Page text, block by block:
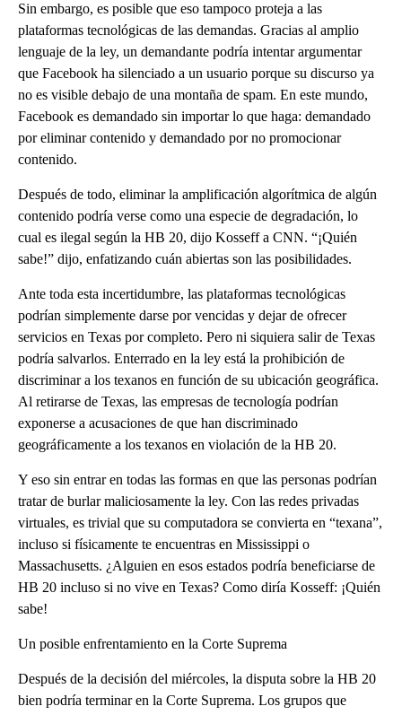
Sin embargo, es posible que eso tampoco proteja a las
plataformas tecnológicas de las demandas. Gracias al amplio
lenguaje de la ley, un demandante podría intentar argumentar
que Facebook ha silenciado a un usuario porque su discurso ya
no es visible debajo de una montaña de spam. En este mundo,
Facebook es demandado sin importar lo que haga: demandado
por eliminar contenido y demandado por no promocionar
contenido.
Después de todo, eliminar la amplificación algorítmica de algún
contenido podría verse como una especie de degradación, lo
cual es ilegal según la HB 20, dijo Kosseff a CNN. “¡Quién
sabe!” dijo, enfatizando cuán abiertas son las posibilidades.
Ante toda esta incertidumbre, las plataformas tecnológicas
podrían simplemente darse por vencidas y dejar de ofrecer
servicios en Texas por completo. Pero ni siquiera salir de Texas
podría salvarlos. Enterrado en la ley está la prohibición de
discriminar a los texanos en función de su ubicación geográfica.
Al retirarse de Texas, las empresas de tecnología podrían
exponerse a acusaciones de que han discriminado
geográficamente a los texanos en violación de la HB 20.
Y eso sin entrar en todas las formas en que las personas podrían
tratar de burlar maliciosamente la ley. Con las redes privadas
virtuales, es trivial que su computadora se convierta en “texana”,
incluso si físicamente te encuentras en Mississippi o
Massachusetts. ¿Alguien en esos estados podría beneficiarse de
HB 20 incluso si no vive en Texas? Como diría Kosseff: ¡Quién
sabe!
Un posible enfrentamiento en la Corte Suprema
Después de la decisión del miércoles, la disputa sobre la HB 20
bien podría terminar en la Corte Suprema. Los grupos que